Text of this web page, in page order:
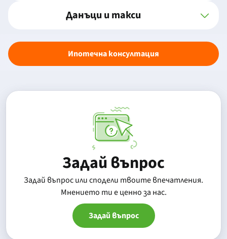
Данъци и такси
Ипотечна консултация
Задай въпрос
Задай въпрос или сподели твоите впечатления.
Mнението ти е ценно за нас.
Задай въпрос